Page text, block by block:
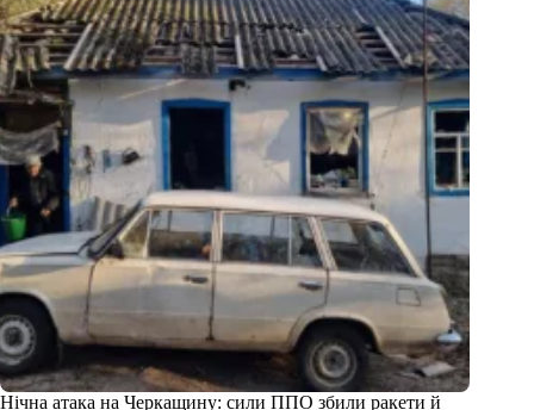
Нічна атака на Черкащину: сили ППО збили ракети й